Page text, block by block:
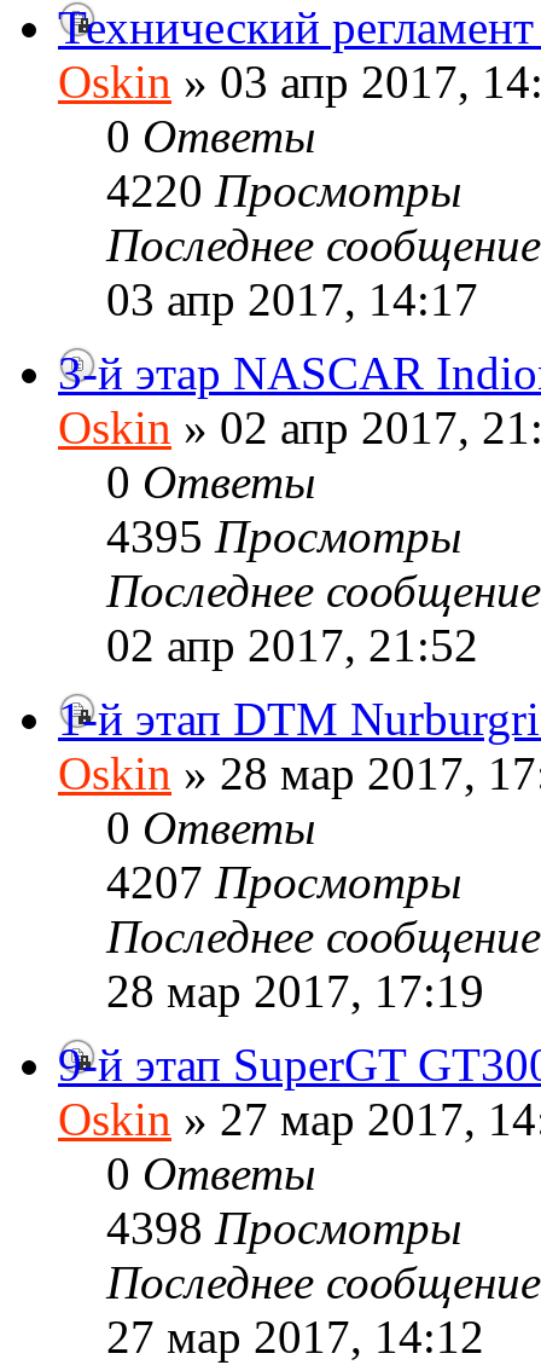
Технический
Oskin » 03 апр 2017,
0 Ответы
4220 Просмотры
Последнее
03 апр 2017, 14:17
3-й этар NASCAR
Oskin » 02 апр 2017,
0 Ответы
4395 Просмотры
Последнее
02 апр 2017, 21:52
1-й этап DTM
Oskin » 28 мар 2017,
0 Ответы
4207 Просмотры
Последнее
28 мар 2017, 17:19
9-й этап SuperGT
Oskin » 27 мар 2017,
0 Ответы
4398 Просмотры
Последнее
27 мар 2017, 14:12